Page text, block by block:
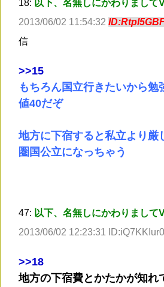
18: 以下、名無しにかわりまして
2013/06/02 11:54:32
信
>>15
もちろん国立行きたいから勉
値40だぞ
地方に下宿すると私立より厳
圏国公立になっちゃう
47: 以下、名無しにかわりまして
2013/06/02 12:23:31 ID:iQ7KKIur0
>>18
地方の下宿費とかたかが知れ